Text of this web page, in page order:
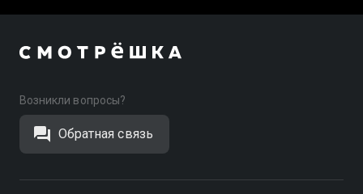
Возникли вопросы?
Обратная связь